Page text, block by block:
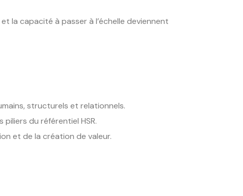
la capacité à passer à l’échelle deviennent
structurels et relationnels.
du référentiel HSR.
et de la création de valeur.